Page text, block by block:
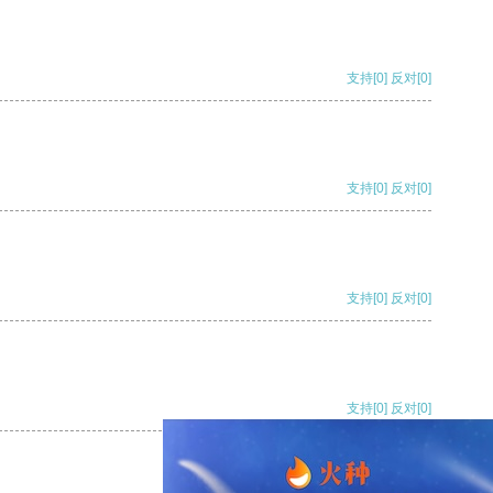
支持[0] 反对[0]
支持[0] 反对[0]
支持[0] 反对[0]
支持[0] 反对[0]